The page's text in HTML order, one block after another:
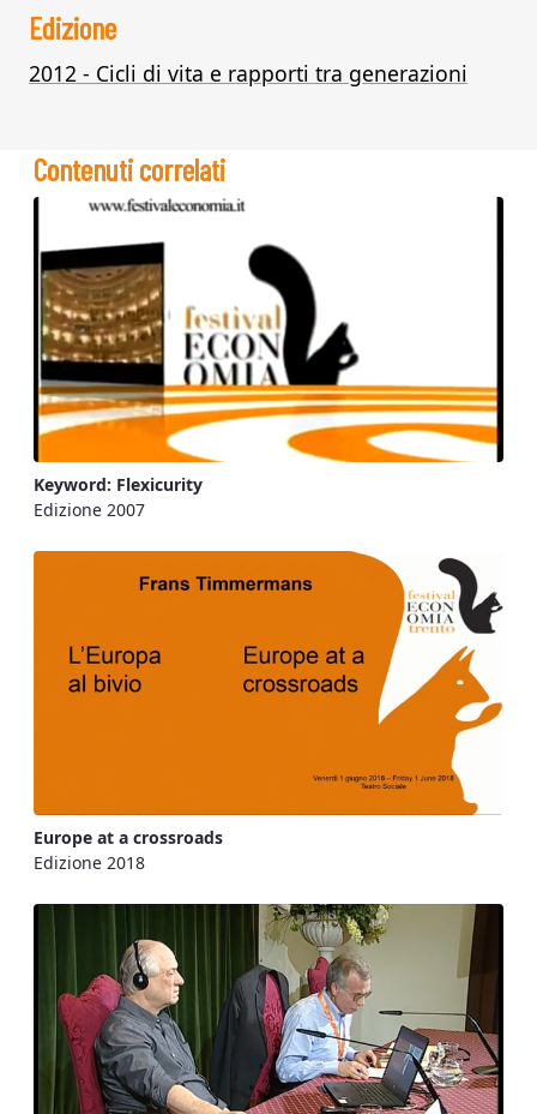
Edizione
2012 - Cicli di vita e rapporti tra generazioni
Contenuti correlati
Keyword: Flexicurity
Edizione 2007
Europe at a crossroads
Edizione 2018